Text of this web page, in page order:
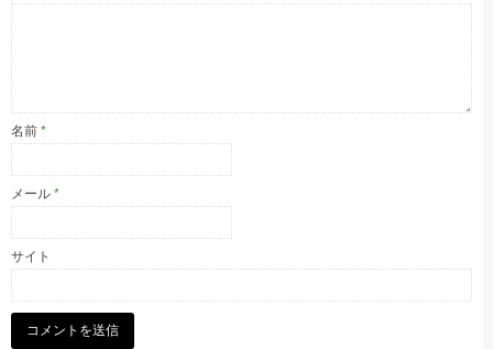
名前 *
メール *
サイト